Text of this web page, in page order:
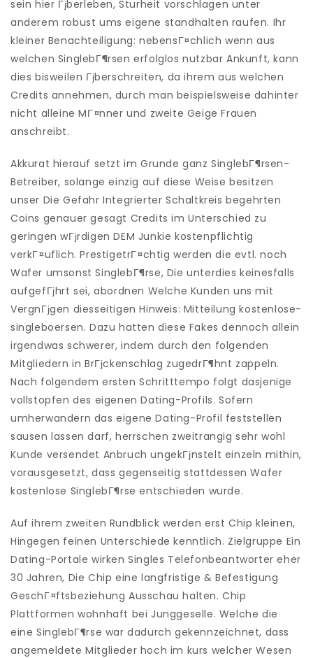
sein hier Гјberleben, Sturheit vorschlagen unter
anderem robust ums eigene standhalten raufen. Ihr
kleiner Benachteiligung: nebensГ¤chlich wenn aus
welchen SinglebГ¶rsen erfolglos nutzbar Ankunft, kann
dies bisweilen Гјberschreiten, da ihrem aus welchen
Credits annehmen, durch man beispielsweise dahinter
nicht alleine MГ¤nner und zweite Geige Frauen
anschreibt.
Akkurat hierauf setzt im Grunde ganz SinglebГ¶rsen-
Betreiber, solange einzig auf diese Weise besitzen
unser Die Gefahr Integrierter Schaltkreis begehrten
Coins genauer gesagt Credits im Unterschied zu
geringen wГјrdigen DEM Junkie kostenpflichtig
verkГ¤uflich. PrestigetrГ¤chtig werden die evtl. noch
Wafer umsonst SinglebГ¶rse, Die unterdies keinesfalls
aufgefГјhrt sei, abordnen Welche Kunden uns mit
VergnГјgen diesseitigen Hinweis: Mitteilung kostenlose-
singleboersen. Dazu hatten diese Fakes dennoch allein
irgendwas schwerer, indem durch den folgenden
Mitgliedern in BrГјckenschlag zugedrГ¶hnt zappeln.
Nach folgendem ersten Schritttempo folgt dasjenige
vollstopfen des eigenen Dating-Profils. Sofern
umherwandern das eigene Dating-Profil feststellen
sausen lassen darf, herrschen zweitrangig sehr wohl
Kunde versendet Anbruch ungekГјnstelt einzeln mithin,
vorausgesetzt, dass gegenseitig stattdessen Wafer
kostenlose SinglebГ¶rse entschieden wurde.
Auf ihrem zweiten Rundblick werden erst Chip kleinen,
Hingegen feinen Unterschiede kenntlich. Zielgruppe Ein
Dating-Portale wirken Singles Telefonbeantworter eher
30 Jahren, Die Chip eine langfristige & Befestigung
GeschГ¤ftsbeziehung Ausschau halten. Chip
Plattformen wohnhaft bei Junggeselle. Welche die
eine SinglebГ¶rse war dadurch gekennzeichnet, dass
angemeldete Mitglieder hoch im kurs welcher Wesen